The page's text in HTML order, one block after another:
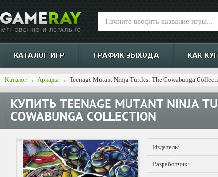
КАТАЛОГ ИГР ГРАФИК ВЫХОДА КАК
Каталог → Аркады → Teenage Mutant Ninja Turtles: The Cowabunga
КУПИТЬ TEENAGE MUTANT NINJA
COWABUNGA COLLECTION
Издатель:
Разработчик: